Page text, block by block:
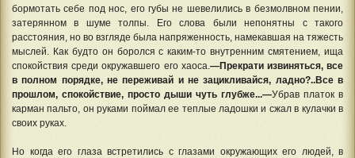
бормотать себе под нос, его губы не шевелились в безмолвном пении,
затерянном в шуме толпы. Его слова были непонятны с такого
расстояния, но во взгляде была напряженность, намекавшая на тяжесть
мыслей. Как будто он боролся с каким-то внутренним смятением, ища
спокойствия среди окружавшего его хаоса. —Прекрати извиняться, все
в полном порядке, не переживай и не зацикливайся, ладно?..Все в
прошлом, спокойствие, просто дыши чуть глубже...—Убрав платок в
карман пальто, он руками поймал ее теплые ладошки и сжал в кулачки в
своих руках.
Но когда его глаза встретились с глазами окружающих его людей, в